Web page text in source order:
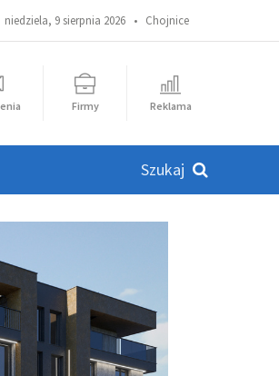
niedziela, 9 sierpnia 2026 • Chojnice
Firmy Reklama